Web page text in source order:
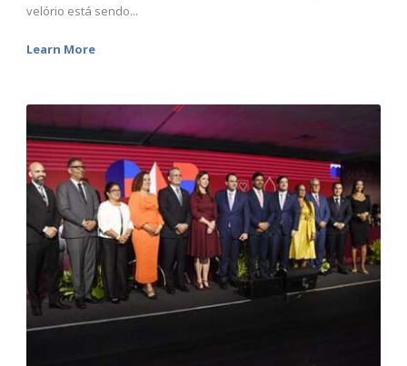
velório está sendo...
Learn More